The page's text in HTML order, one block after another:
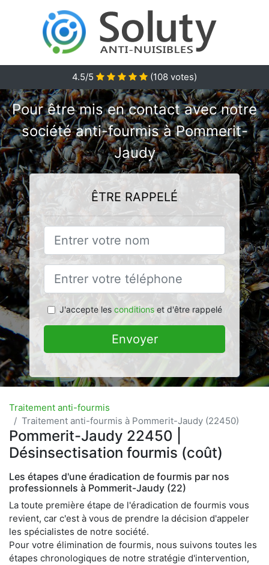
4.5/5 (108 votes)
Pour être mis en contact avec notre
société anti-fourmis à Pommerit-
Jaudy
ÊTRE RAPPELÉ
J'accepte les conditionset d'être rappelé
Envoyer
Traitement anti-fourmis
Traitement anti-fourmis à Pommerit-Jaudy (22450)
Pommerit-Jaudy 22450 |
Désinsectisation fourmis (coût)
Les étapes d'une éradication de fourmis par nos
professionnels à Pommerit-Jaudy (22)
La toute première étape de l'éradication de fourmis vous
revient, car c'est à vous de prendre la décision d'appeler
les spécialistes de notre société.
Pour votre élimination de fourmis, nous suivons toutes les
étapes chronologiques de notre stratégie d'intervention,